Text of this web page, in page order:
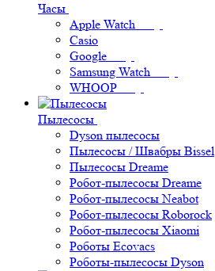
Часы
Apple Watch
Casio
Google
Samsung Watch
WHOOP
Пылесосы
Dyson пылесосы
Пылесосы / Швабры Bissel
Пылесосы Dreame
Робот-пылесосы Dreame
Робот-пылесосы Neabot
Робот-пылесосы Roborock
Робот-пылесосы Xiaomi
Роботы Ecovacs
Роботы-пылесосы Dyson